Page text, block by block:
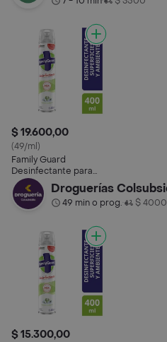
$ 19.600,00
(49/ml)
Family Guard
Desinfectante para
Superficies en
Aerosol
49 min o prog.• $ 4000
$ 15.300,00